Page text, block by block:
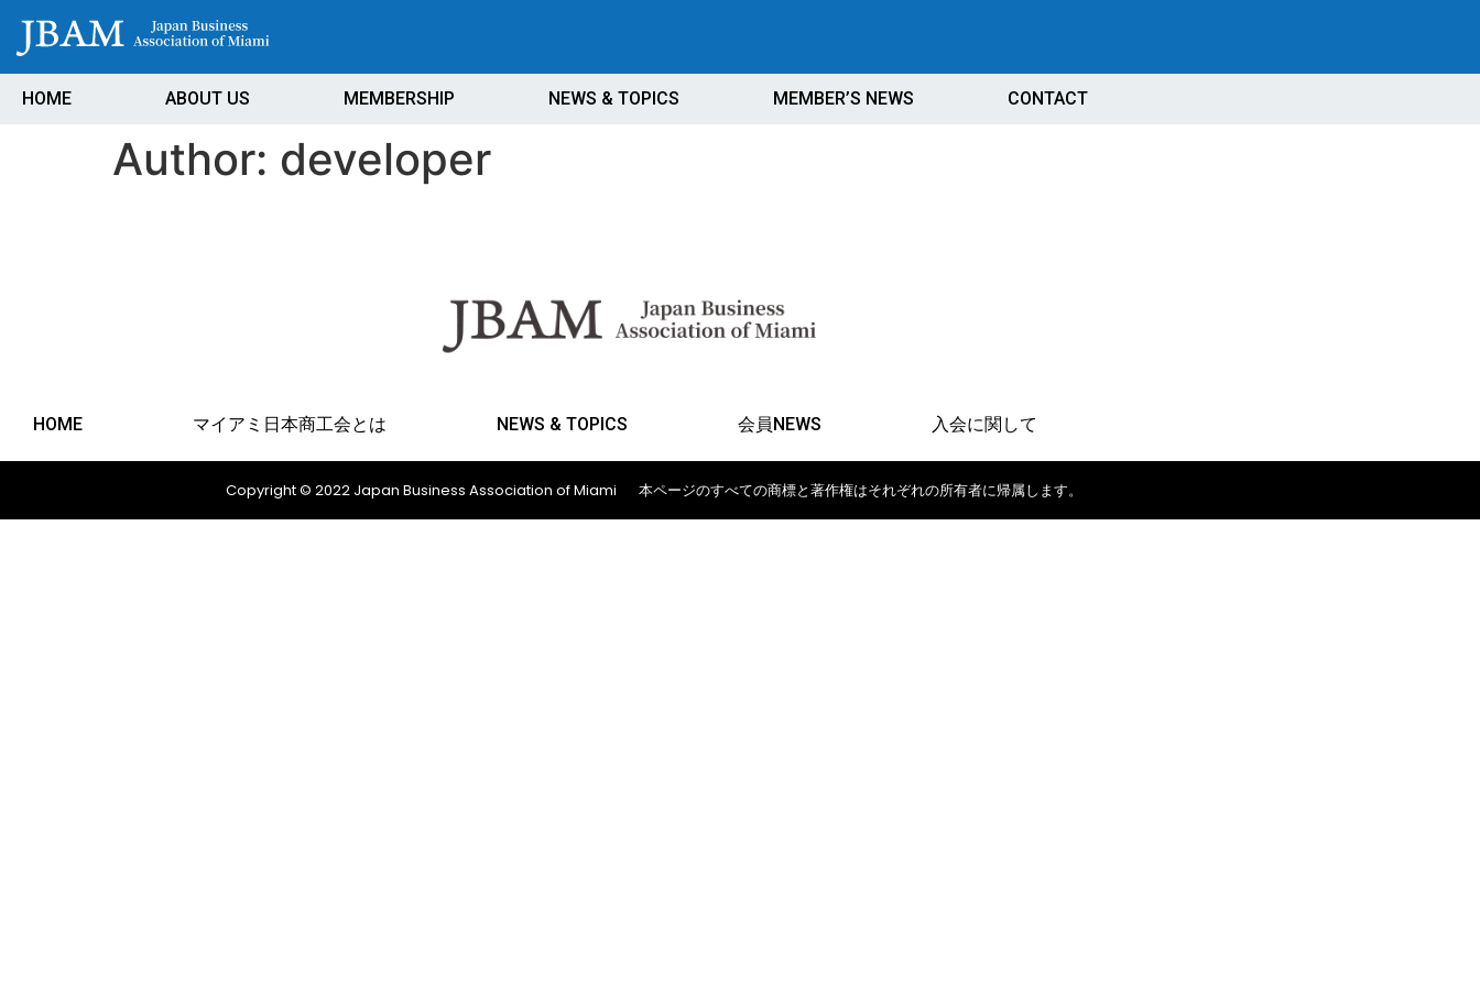
HOME ABOUT US MEMBERSHIP NEWS & TOPICS MEMBER’S NEWS CONTACT
Author: developer
HOME マイアミ日本商工会とは NEWS & TOPICS 会員NEWS 入会に関して
Copyright © 2022 Japan Business Association of Miami 本ページのすべての商標と著作権はそれぞれの所有者に帰属します。